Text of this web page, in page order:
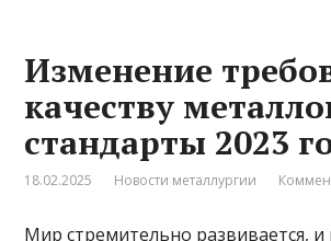
Изменение
качеству
стандарты 2023
18.02.2025 Новости металлургии
Мир стремительно развивается, и